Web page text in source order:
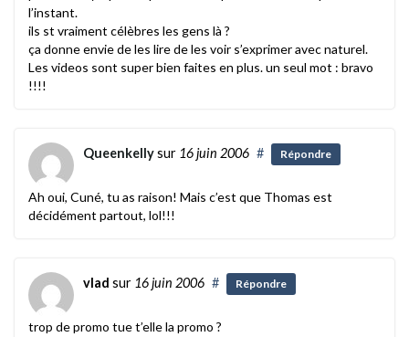
l’instant.
ils st vraiment célèbres les gens là ?
ça donne envie de les lire de les voir s’exprimer avec naturel.
Les videos sont super bien faites en plus. un seul mot : bravo
!!!!
Queenkellysur 16 juin 2006 # Répondre
Ah oui, Cuné, tu as raison! Mais c’est que Thomas est
décidément partout, lol!!!
vlad sur 16 juin 2006 # Répondre
trop de promo tue t’elle la promo ?